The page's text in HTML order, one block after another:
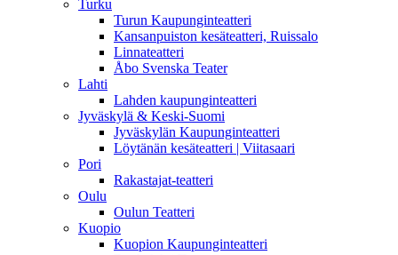
Turku
Turun Kaupunginteatteri
Kansanpuiston kesäteatteri, Ruissalo
Linnateatteri
Åbo Svenska Teater
Lahti
Lahden kaupunginteatteri
Jyväskylä & Keski-Suomi
Jyväskylän Kaupunginteatteri
Löytänän kesäteatteri | Viitasaari
Pori
Rakastajat-teatteri
Oulu
Oulun Teatteri
Kuopio
Kuopion Kaupunginteatteri